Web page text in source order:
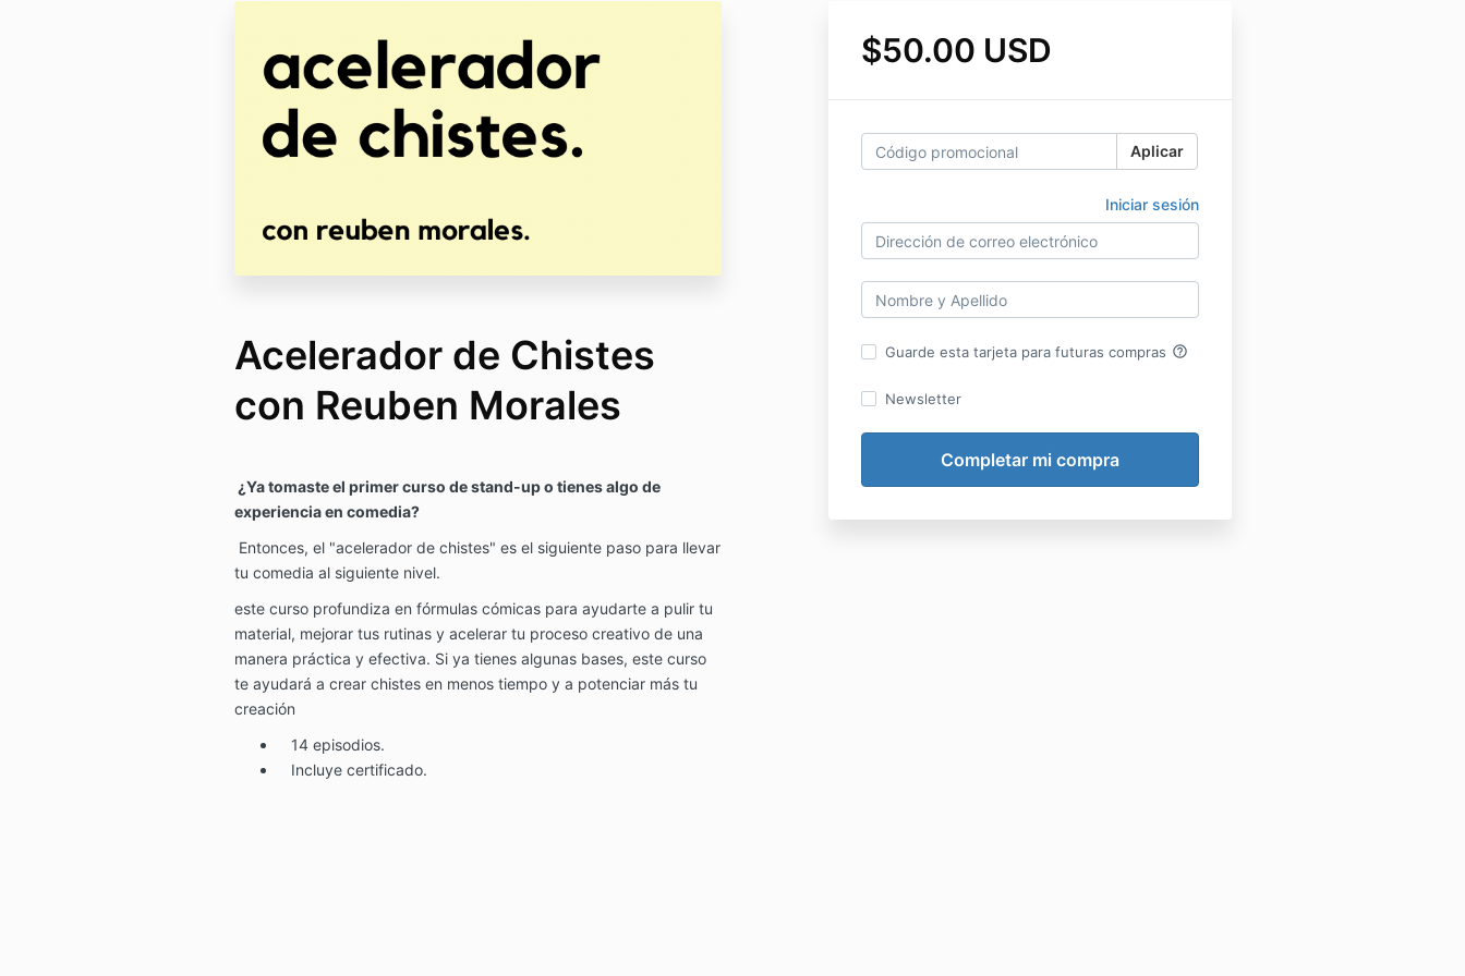
$50.00 USD
Aplicar
Iniciar sesión
Guarde esta tarjeta para futuras compras help_outline
Newsletter
Acelerador de Chistes
con Reuben Morales
¿Ya tomaste el primer curso de stand-up o tienes algo de
experiencia en comedia?
Entonces, el "acelerador de chistes" es el siguiente paso para llevar
tu comedia al siguiente nivel.
este curso profundiza en fórmulas cómicas para ayudarte a pulir tu
material, mejorar tus rutinas y acelerar tu proceso creativo de una
manera práctica y efectiva. Si ya tienes algunas bases, este curso
te ayudará a crear chistes en menos tiempo y a potenciar más tu
creación
14 episodios.
Incluye certificado.